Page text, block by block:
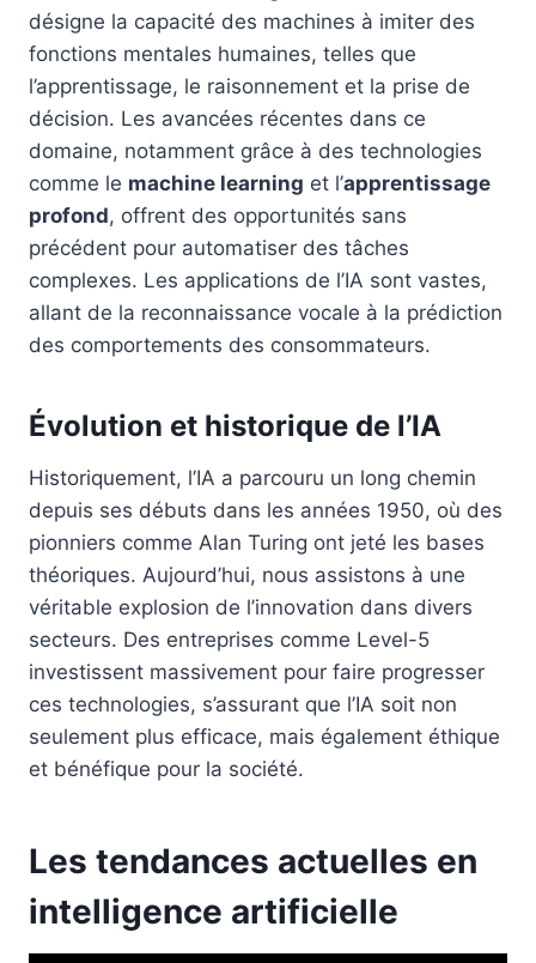
désigne la capacité des machines à imiter des
fonctions mentales humaines, telles que
l’apprentissage, le raisonnement et la prise de
décision. Les avancées récentes dans ce
domaine, notamment grâce à des technologies
comme le machine learning et l’apprentissage
profond, offrent des opportunités sans
précédent pour automatiser des tâches
complexes. Les applications de l’IA sont vastes,
allant de la reconnaissance vocale à la prédiction
des comportements des consommateurs.
Évolution et historique de l’IA
Historiquement, l’IA a parcouru un long chemin
depuis ses débuts dans les années 1950, où des
pionniers comme Alan Turing ont jeté les bases
théoriques. Aujourd’hui, nous assistons à une
véritable explosion de l’innovation dans divers
secteurs. Des entreprises comme Level-5
investissent massivement pour faire progresser
ces technologies, s’assurant que l’IA soit non
seulement plus efficace, mais également éthique
et bénéfique pour la société.
Les tendances actuelles en
intelligence artificielle